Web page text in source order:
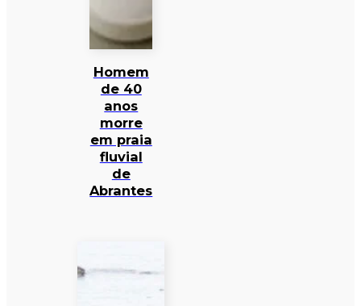
Homem
de 40
anos
morre
em praia
fluvial
de
Abrantes